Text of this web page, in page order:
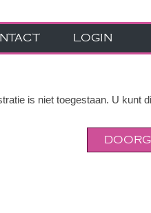
LOGIN
is niet toegestaan. U kunt